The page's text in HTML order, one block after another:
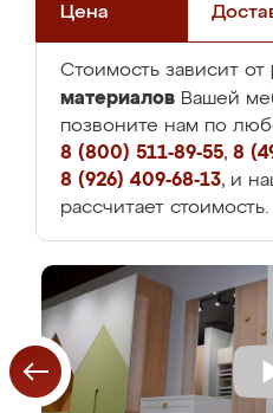
Цена
Стоимость зависит от
материалов Вашей
позвоните нам по
8 (800) 511-89-55, 8
8 (926) 409-68-13, и
рассчитает стоимость.